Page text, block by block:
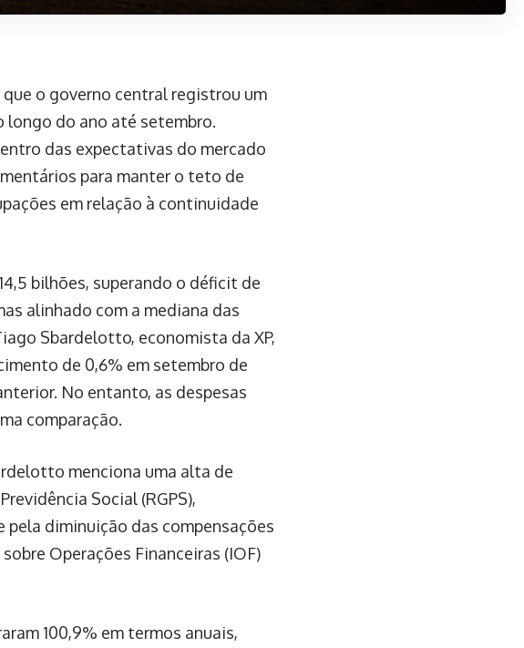
o governo central registrou um
longo do ano até setembro.
das expectativas do mercado
para manter o teto de
em relação à continuidade
bilhões, superando o déficit de
alinhado com a mediana das
Sbardelotto, economista da XP,
de 0,6% em setembro de
No entanto, as despesas
comparação.
menciona uma alta de
Social (RGPS),
diminuição das compensações
Operações Financeiras (IOF)
100,9% em termos anuais,